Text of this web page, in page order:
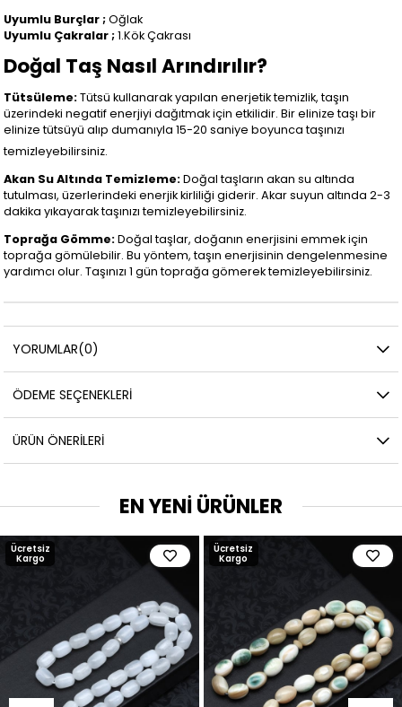
Uyumlu Burçlar ;Oğlak
Uyumlu Çakralar ;1.Kök Çakrası
Doğal Taş Nasıl Arındırılır?
Tütsüleme:Tütsü kullanarak yapılan enerjetik temizlik, taşın
üzerindeki negatif enerjiyi dağıtmak için etkilidir. Bir elinize taşı bir
elinize tütsüyü alıp dumanıyla 15-20 saniye boyunca taşınızı
temizleyebilirsiniz.
Akan Su Altında Temizleme:Doğal taşların akan su altında
tutulması, üzerlerindeki enerjik kirliliği giderir. Akar suyun altında 2-3
dakika yıkayarak taşınızı temizleyebilirsiniz.
Toprağa Gömme:Doğal taşlar, doğanın enerjisini emmek için
toprağa gömülebilir. Bu yöntem, taşın enerjisinin dengelenmesine
yardımcı olur. Taşınızı 1 gün toprağa gömerek temizleyebilirsiniz.
YORUMLAR(0)
ÖDEME SEÇENEKLERI
ÜRÜN ÖNERILERI
EN YENİ ÜRÜNLER
Ücretsiz
Kargo
Ücretsiz
Kargo